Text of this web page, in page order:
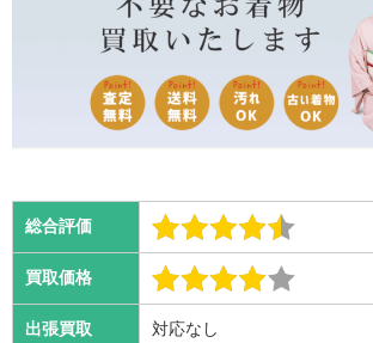
総合評価
買取価格
出張買取 対応なし